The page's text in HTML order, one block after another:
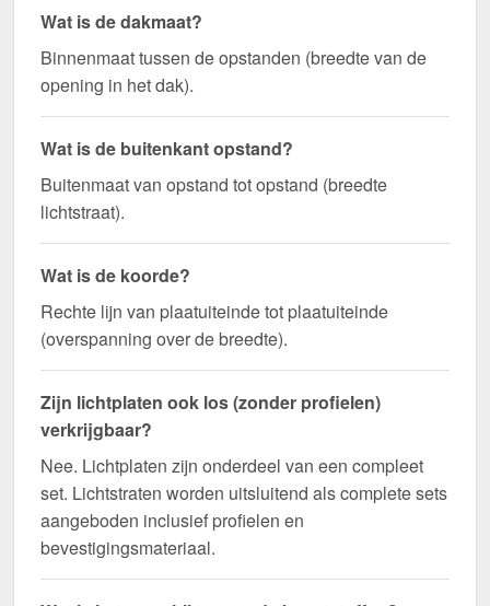
Wat is de dakmaat?
Binnenmaat tussen de opstanden (breedte van de
opening in het dak).
Wat is de buitenkant opstand?
Buitenmaat van opstand tot opstand (breedte
lichtstraat).
Wat is de koorde?
Rechte lijn van plaatuiteinde tot plaatuiteinde
(overspanning over de breedte).
Zijn lichtplaten ook los (zonder profielen)
verkrijgbaar?
Nee. Lichtplaten zijn onderdeel van een compleet
set. Lichtstraten worden uitsluitend als complete sets
aangeboden inclusief profielen en
bevestigingsmateriaal.